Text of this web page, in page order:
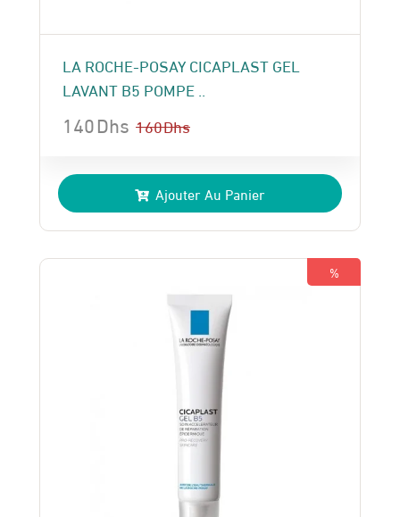
LA ROCHE-POSAY CICAPLAST GEL
LAVANT B5 POMPE ..
160Dhs
prix
initial
était :
160 Dhs.
140Dhs
prix
actuel
est :
140 Dhs.
Ajouter Au Panier
%